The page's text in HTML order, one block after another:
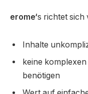
erome‘s richtet sich
Inhalte
keine
benötigen